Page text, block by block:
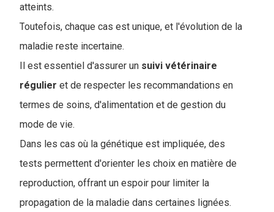
atteints.
Toutefois, chaque cas est unique, et l'évolution de la
maladie reste incertaine.
Il est essentiel d'assurer un suivi vétérinaire
régulier et de respecter les recommandations en
termes de soins, d'alimentation et de gestion du
mode de vie.
Dans les cas où la génétique est impliquée, des
tests permettent d'orienter les choix en matière de
reproduction, offrant un espoir pour limiter la
propagation de la maladie dans certaines lignées.